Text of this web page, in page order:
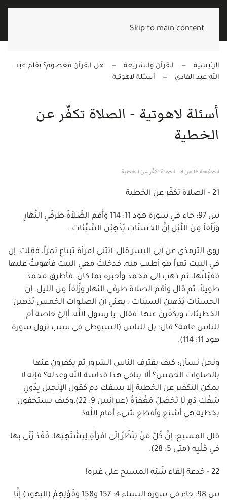
Skip to main content
الرئيسية القرآن والشريعة
هل القرآن معصوم؟ بقلم عبد
الله عبد الفادي
أسئلة لاهوتية
أسئلة لاهوتية - الصلاة تكفّر عن
الخطية
الصفحة 15 من 18: الصلاة تكفّر عن الخطية
21 - الصلاة تكفّر عن الخطية
س 97: جاء في سورة هود 11: 114 وَأَقِمِ الصَّلاَةَ طَرَفَيِ النَّهَارِ
وَزُلَفاً مِنَ اللَّيْلِ إِنَّ الحَسَنَاتِ يُذْهِبْنَ السَّيِّئَاتِ .
روى الترمذي عن أبي اليسر قال: أتتني امرأة تبتاع تمراً، فقلت: إن
في البيت تمراً هو أطيب منه. فدخلتْ معي البيت فأهويتُ عليها
فقبّلتُها. ثم ذهب إلى محمد وأخبره بما كان. فأطرق محمد
طويلاً. ثم قال وأقم الصلاة طرفَي النهار وزُلفاً مِن الليل. إن
الحسنات يُذهبن السيئات . يعني أن الصلوات الخمس يُذهبن
الخطيئات ويكفّرن عنها. فقال: يا رسول الله، أإليَّ خاصة أم
للناس عامة؟ قال: بل للناس (السيوطي في سبب نزول سورة
هود 11: 114).
ونحن نسأل: كيف يقترف الناس الشرور ثم يكفرون عنها
بالصلوات الخمس؟ ألا ينافي هذا قداسة الله وعدله؟ فإنه لا
يمكن التكفير عن الخطية إلا بسفك دم كقول الإنجيل بِدُونِ
سَفْكِ دَمٍ لَا تَحْصُلُ مَغْفِرَةٌ (عبرانيين 9: 22).وكيف يستخفون
بخطية هي أشنع وأفظع شيء أمام الله؟
قال المسيح: إِنَّ كُلَّ مَنْ يَنْظُرُ إِلَى امْرَأَةٍ لِيَشْتَهِيَهَا، فَقَدْ زَنَى بِهَا
فِي قَلْبِهِ (متى 5: 28).
22 - خدعة إلقاء شَبَه المسيح على غيره!
س 98: جاء في سورة النساء 4: 157 و158 وَقَوْلِهِمْ (اليهود).إِنَّا